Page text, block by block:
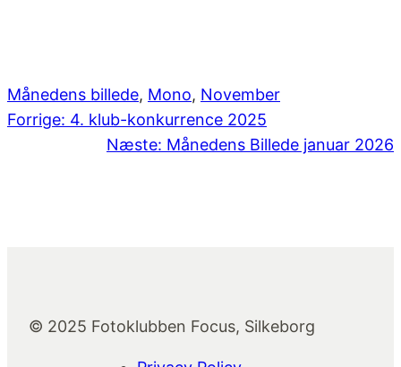
Månedens billede, Mono, November
Forrige: 4. klub-konkurrence 2025
Næste: Månedens Billede januar 2026
© 2025 Fotoklubben Focus, Silkeborg